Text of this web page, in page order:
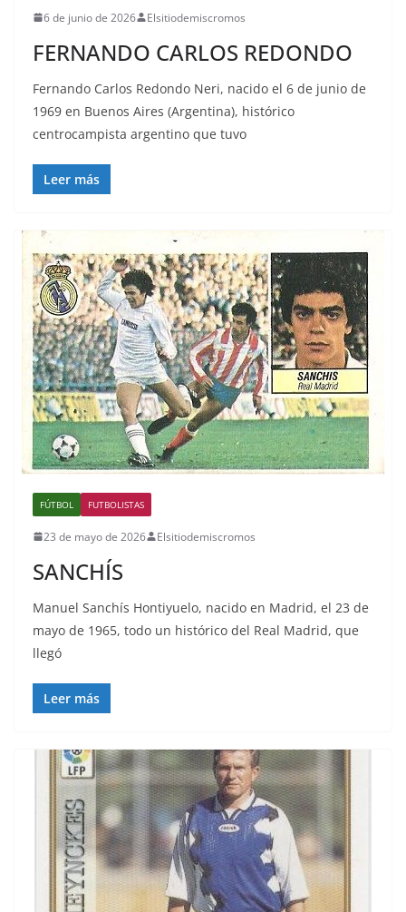
6 de junio de 2026 Elsitiodemiscromos
FERNANDO CARLOS REDONDO
Fernando Carlos Redondo Neri, nacido el 6 de junio de
1969 en Buenos Aires (Argentina), histórico
centrocampista argentino que tuvo
Leer más
FÚTBOL FUTBOLISTAS
23 de mayo de 2026 Elsitiodemiscromos
SANCHÍS
Manuel Sanchís Hontiyuelo, nacido en Madrid, el 23 de
mayo de 1965, todo un histórico del Real Madrid, que
llegó
Leer más